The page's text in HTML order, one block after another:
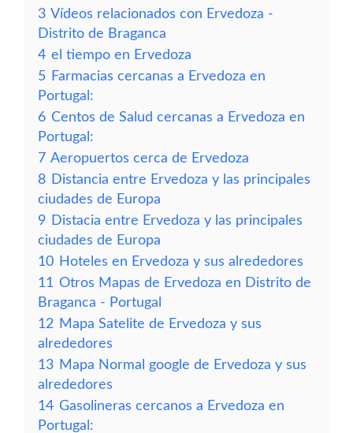
3 Vídeos relacionados con Ervedoza -
Distrito de Braganca
4 el tiempo en Ervedoza
5 Farmacias cercanas a Ervedoza en
Portugal:
6 Centos de Salud cercanas a Ervedoza en
Portugal:
7 Aeropuertos cerca de Ervedoza
8 Distancia entre Ervedoza y las principales
ciudades de Europa
9 Distacia entre Ervedoza y las principales
ciudades de Europa
10 Hoteles en Ervedoza y sus alrededores
11 Otros Mapas de Ervedoza en Distrito de
Braganca - Portugal
12 Mapa Satelite de Ervedoza y sus
alrededores
13 Mapa Normal google de Ervedoza y sus
alrededores
14 Gasolineras cercanos a Ervedoza en
Portugal: